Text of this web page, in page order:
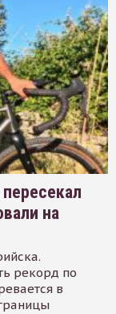
на
рекорд по
в